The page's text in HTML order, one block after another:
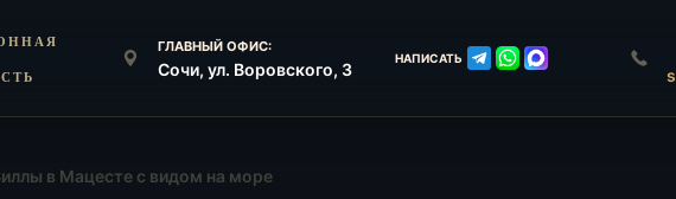
ГЛАВНЫЙ ОФИС:
Сочи, ул. Воровского, 3
НАПИСАТЬ
в Мацесте с видом на море